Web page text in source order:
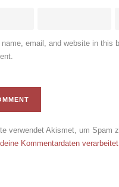
email, and website in this
verwendet Akismet, um Spam
Kommentardaten